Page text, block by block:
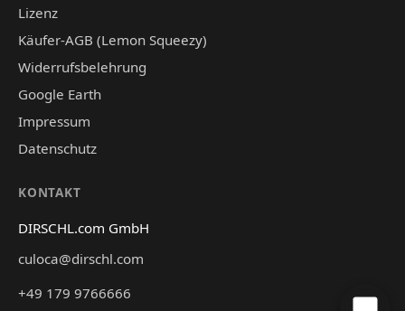
Lizenz
Käufer-AGB (Lemon Squeezy)
Widerrufsbelehrung
Google Earth
Impressum
Datenschutz
KONTAKT
DIRSCHL.com GmbH
culoca@dirschl.com
+49 179 9766666